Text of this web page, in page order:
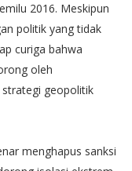
2016. Meskipun
politik yang tidak
curiga bahwa
oleh
strategi geopolitik
menghapus sanksi